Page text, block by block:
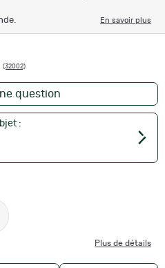
En savoir plus
(32002)
question
:
Plus de détails